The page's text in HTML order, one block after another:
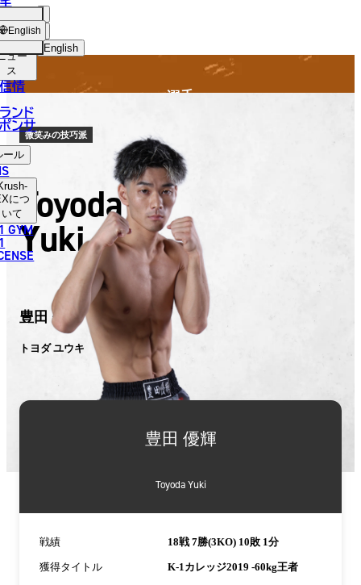
English
中文（简体）
中文（繁體）
ไทย
العربية
ョッ
プ
ュー
ス
情
ンド
ンサ
ール
につ
いて
GYM
English
選手
微笑みの技巧派
Toyoda
Yuki
豊田 優輝
トヨダ ユウキ
豊田 優輝
Toyoda Yuki
戦績 18戦 7勝(3KO) 10敗 1分
獲得タイトル K-1カレッジ2019 -60kg王者